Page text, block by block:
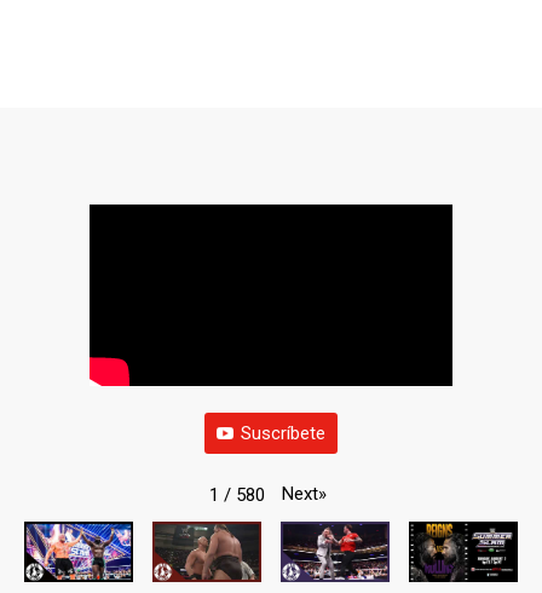
Suscríbete
1 / 580 Next»